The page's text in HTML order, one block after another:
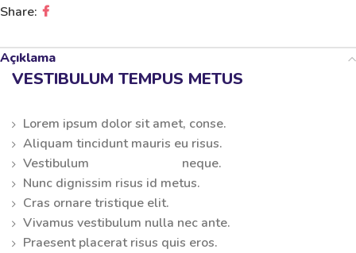
Share:
Açıklama
VESTIBULUM TEMPUS METUS
Lorem ipsum dolor sit amet, conse.
Aliquam tincidunt mauris eu risus.
Vestibulum
neque.
Nunc dignissim risus id metus.
Cras ornare tristique elit.
Vivamus vestibulum nulla nec ante.
Praesent placerat risus quis eros.